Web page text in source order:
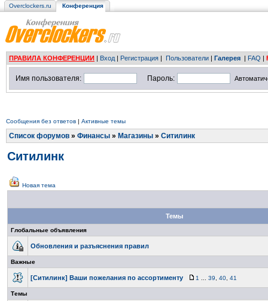
Overclockers.ru Конференция
ПРАВИЛА КОНФЕРЕНЦИИ | Вход | Регистрация | Пользователи | Галерея | FAQ |
Имя пользователя: Пароль:
Сообщения без ответов | Активные темы
Список форумов » Финансы » Магазины » Ситилинк
Ситилинк
Новая тема
Темы
Глобальные объявления
Обновления и разъяснения правил
Важные
[Ситилинк] Ваши пожелания по ассортименту 1 39 40 41
Темы